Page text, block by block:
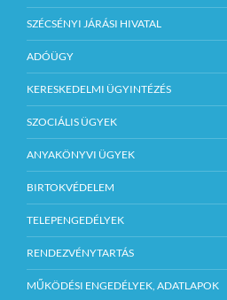
SZÉCSÉNYI JÁRÁSI HIVATAL
ADÓÜGY
KERESKEDELMI ÜGYINTÉZÉS
SZOCIÁLIS ÜGYEK
ANYAKÖNYVI ÜGYEK
BIRTOKVÉDELEM
TELEPENGEDÉLYEK
RENDEZVÉNYTARTÁS
MŰKÖDÉSI ENGEDÉLYEK, ADATLAPOK